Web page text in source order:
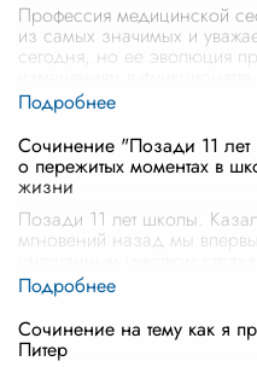
Профессия медицинской
из самых значимых и
сегодня, но ее эволюция
Сочинение "Позади 11
о пережитых моментах в
жизни
Позади 11 лет школы.
мгновений назад мы
учителя и сделали первый
Сочинение на тему как я
Питер